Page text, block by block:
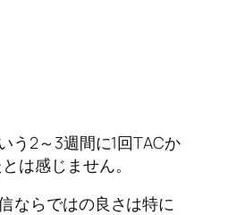
う2～3週間に1回TACか
は感じません。
ならではの良さは特に